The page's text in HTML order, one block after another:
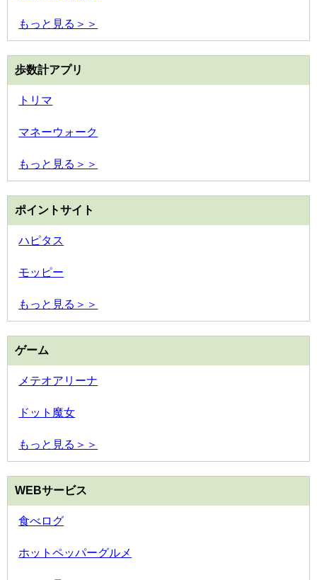
もっと見る＞＞
歩数計アプリ
トリマ
マネーウォーク
もっと見る＞＞
ポイントサイト
ハピタス
モッピー
もっと見る＞＞
ゲーム
メテオアリーナ
ドット魔女
もっと見る＞＞
WEBサービス
食べログ
ホットペッパーグルメ